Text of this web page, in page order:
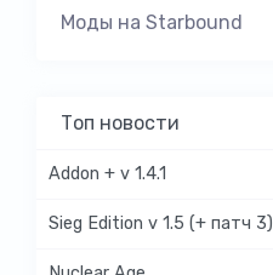
Моды на Starbound
Топ новости
Addon + v 1.4.1
Sieg Edition v 1.5 (+ патч 3)